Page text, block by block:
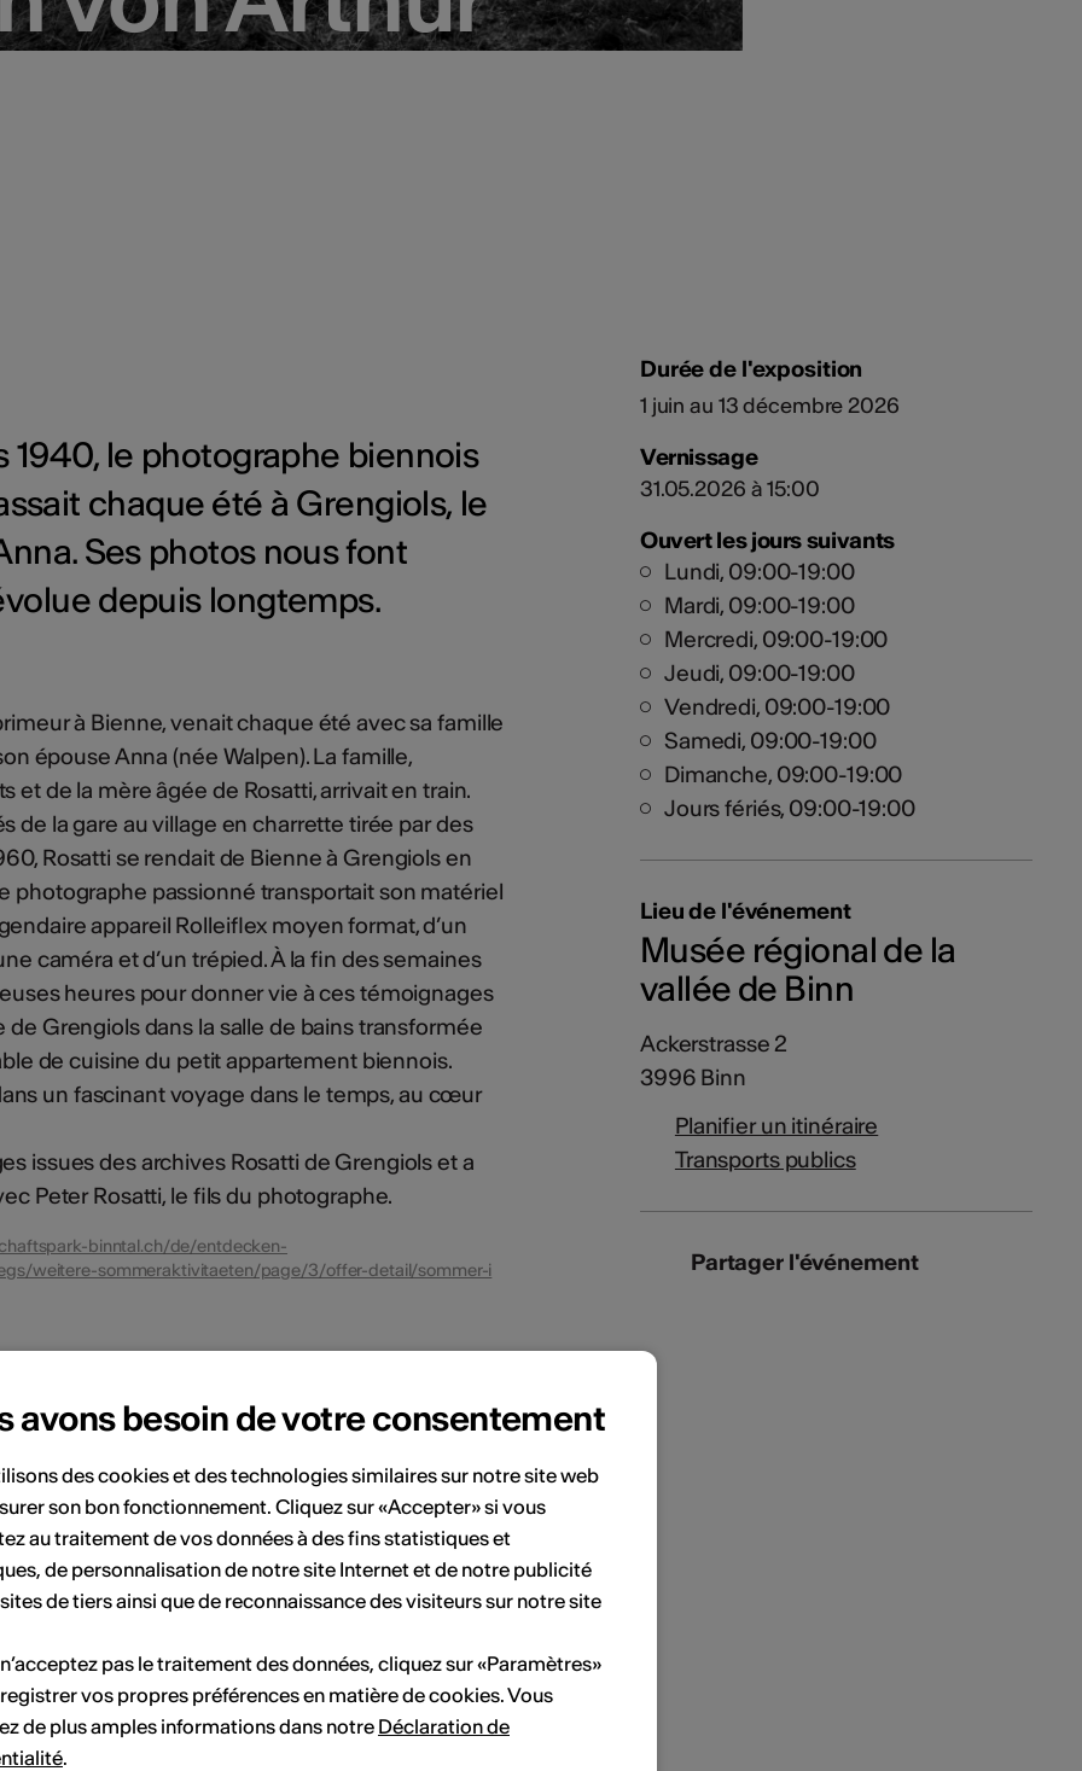
1940, le photographe biennois
chaque été à Grengiols, le
Ses photos nous font
depuis longtemps.
à Bienne, venait chaque été avec sa famille
épouse Anna (née Walpen). La famille,
et de la mère âgée de Rosatti, arrivait en train.
de la gare au village en charrette tirée par des
Rosatti se rendait de Bienne à Grengiols en
photographe passionné transportait son matériel
appareil Rolleiflex moyen format, d’un
caméra et d’un trépied. À la fin des semaines
heures pour donner vie à ces témoignages
Grengiols dans la salle de bains transformée
de cuisine du petit appartement biennois.
un fascinant voyage dans le temps, au cœur
issues des archives Rosatti de Grengiols et a
Peter Rosatti, le fils du photographe.
binntal.ch/de/entdecken-
weitere-sommeraktivitaeten/page/3/offer-detail/sommer-i
Di
1 2
16
23
Septembre 2026
Lu Ma Me Je Ve Sa Di
1 2 3 4 5 6
14 15 16 17 18 19 20
Durée de l'exposition
1 juin au 13 décembre 2026
Vernissage
31.05.2026 à 15:00
Ouvert les jours suivants
Lundi, 09:00-19:00
Mardi, 09:00-19:00
Mercredi, 09:00-19:00
Jeudi, 09:00-19:00
Vendredi, 09:00-19:00
Samedi, 09:00-19:00
Dimanche, 09:00-19:00
Jours fériés, 09:00-19:00
Lieu de l'événement
Musée régional de la
vallée de Binn
Ackerstrasse 2
3996 Binn
Planifier un itinéraire
Transports publics
Partager l'événement
avons besoin de votre consentement
des cookies et des technologies similaires sur notre site web
son bon fonctionnement. Cliquez sur «Accepter» si vous
au traitement de vos données à des fins statistiques et
de personnalisation de notre site Internet et de notre publicité
de tiers ainsi que de reconnaissance des visiteurs sur notre site
pas le traitement des données, cliquez sur «Paramètres»
vos propres préférences en matière de cookies. Vous
de plus amples informations dans notre Déclaration de
.